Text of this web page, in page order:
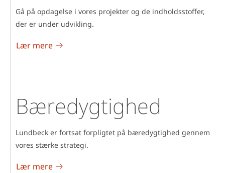
Gå på opdagelse i vores projekter og de indholdsstoffer,
der er under udvikling.
Lær mere
Bæredygtighed
Lundbeck er fortsat forpligtet på bæredygtighed gennem
vores stærke strategi.
Lær mere